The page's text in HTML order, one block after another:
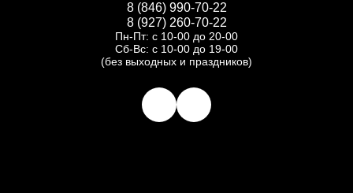
8 (846) 990-70-22
8 (927) 260-70-22
Пн-Пт: с 10-00 до 20-00
Сб-Вс: с 10-00 до 19-00
(без выходных и праздников)